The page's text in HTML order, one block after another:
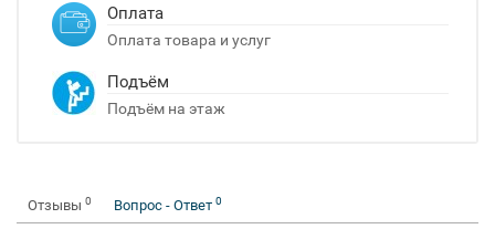
Оплата
Оплата товара и услуг
Подъём
Подъём на этаж
Отзывы 0 Вопрос - Ответ 0